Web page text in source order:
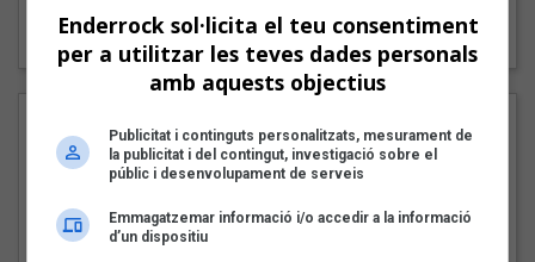
"Lo bueno y lo malo"
Carmen y María
Enderrock sol·licita el teu consentiment
per a utilitzar les teves dades personals
amb aquests objectius
Publicitat i continguts personalitzats, mesurament de
la publicitat i del contingut, investigació sobre el
públic i desenvolupament de serveis
Emmagatzemar informació i/o accedir a la informació
d’un dispositiu